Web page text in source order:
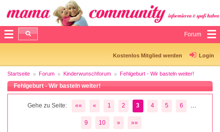
Forum
Kostenlos Mitglied werden Login
Startseite Forum Kinderwunschforum Fehlgeburt - Wir basteln weiter!
Fehlgeburt - Wir basteln weiter!
Gehe zu Seite: «« « 1 2 3 4 5 6
9 10 » »»